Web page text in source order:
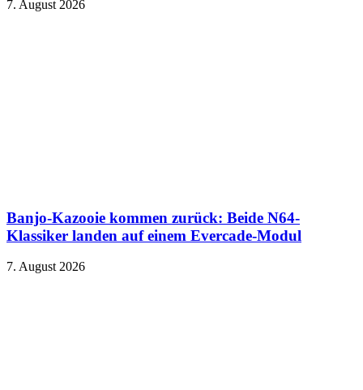
7. August 2026
Banjo-Kazooie kommen zurück: Beide N64-
Klassiker landen auf einem Evercade-Modul
7. August 2026